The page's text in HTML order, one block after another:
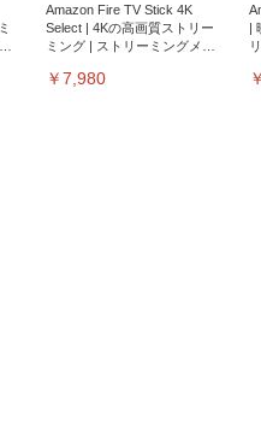
Amazon Fire TV Stick 4K
Select | 4Kの高画質ストリー
ミング | ストリーミングメデ
￥7,980
|